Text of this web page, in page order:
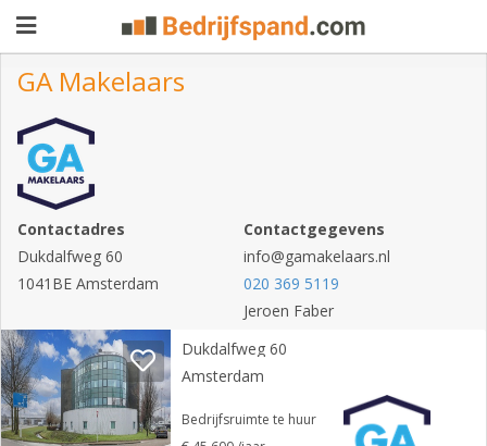
Pand
aanbieden
Pand
zoeken
Waarom
adverteren
adverteren
Blog
Registreren
GA Makelaars
Contactadres
Dukdalfweg 60
1041BE Amsterdam
Contactgegevens
info@gamakelaars.nl
020 369 5119
Jeroen Faber
Dukdalfweg 60
Amsterdam
Bedrijfsruimte te huur